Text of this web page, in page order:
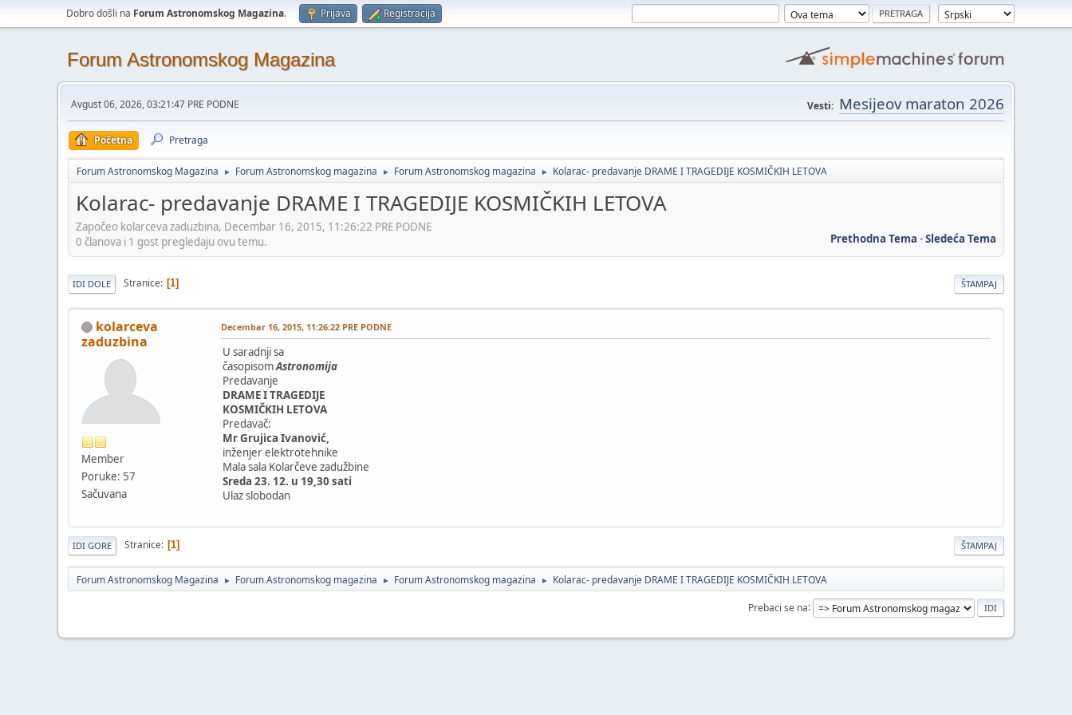
Dobro došli na Forum Astronomskog Magazina. Prijava Registracija
Forum Astronomskog Magazina
Avgust 06, 2026, 03:21:47 PRE PODNE Vesti: Mesijeov maraton 2026
Početna Pretraga
Forum Astronomskog Magazina ► Forum Astronomskog magazina ► Forum Astronomskog magazina ► Kolarac- predavanje DRAME I TRAGEDIJE KOSMIČKIH LETOVA
Kolarac- predavanje DRAME I TRAGEDIJE KOSMIČKIH LETOVA
Započeo kolarceva zaduzbina, Decembar 16, 2015, 11:26:22 PRE PODNE
Prethodna Tema -Sledeća Tema
0 članova i 1 gost pregledaju ovu temu.
ŠTAMPAJ
IDI DOLE Stranice 1
kolarceva
zaduzbina
Member
Poruke: 57
Sačuvana
Decembar 16, 2015, 11:26:22 PRE PODNE
U saradnji sa
časopisomAstronomija
Predavanje
DRAME I TRAGEDIJE
KOSMIČKIH LETOVA
Predavač:
Mr Grujica Ivanović,
inženjer elektrotehnike
Mala sala Kolarčeve zadužbine
Sreda 23. 12. u 19,30 sati
Ulaz slobodan
ŠTAMPAJ
IDI GORE Stranice 1
Forum Astronomskog Magazina ► Forum Astronomskog magazina ► Forum Astronomskog magazina ► Kolarac- predavanje DRAME I TRAGEDIJE KOSMIČKIH LETOVA
Prebaci se na